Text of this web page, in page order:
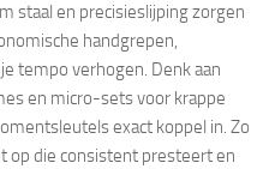
staal en precisieslijping zorgen
handgrepen,
tempo verhogen. Denk aan
en micro-sets voor krappe
exact koppel in. Zo
op die consistent presteert en